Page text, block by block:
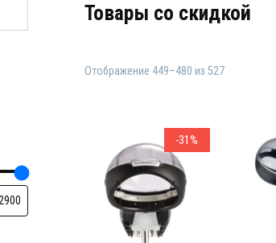
Товары со скидкой
Отображение 449–480 из 527
-31%